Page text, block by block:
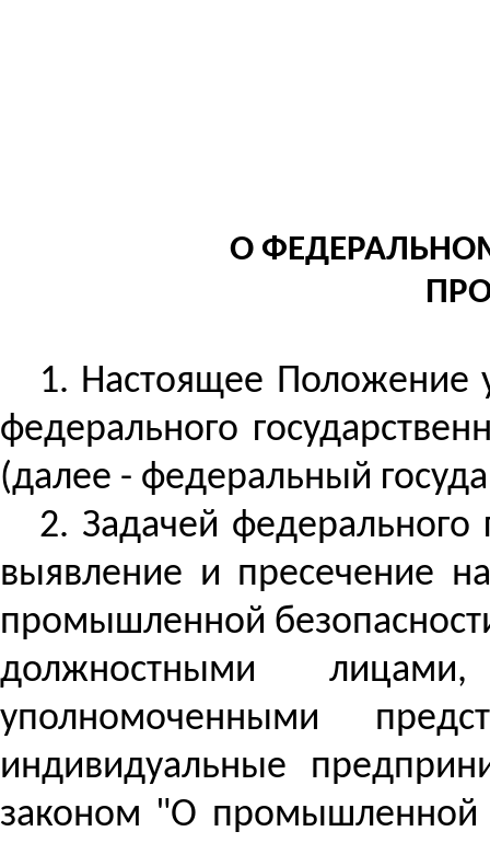
О
1. Настоящее Положение
федерального
(далее - федеральный
2. Задачей федерального
выявление и пресечение
промышленной
должностными
уполномоченными
индивидуальные
законом "О промышленной